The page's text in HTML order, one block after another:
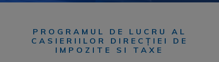
PROGRAMUL DE LUCRU AL
CASIERIILOR DIRECȚIEI DE
IMPOZITE SI TAXE